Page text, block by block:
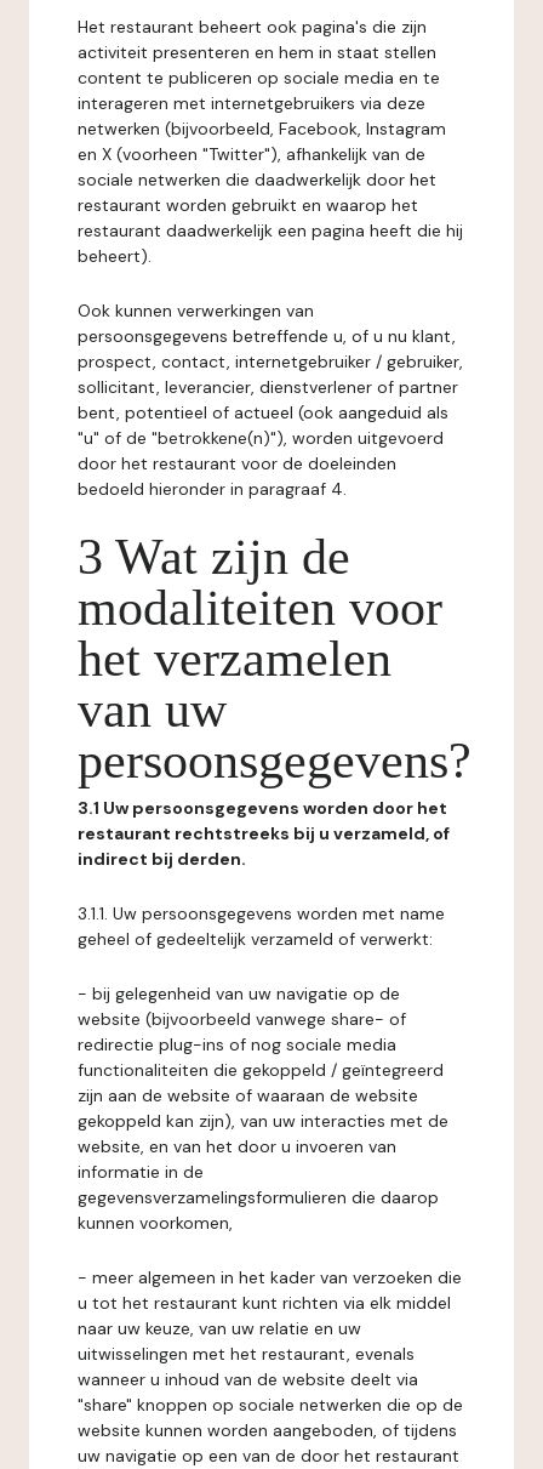
Het restaurant beheert ook pagina's die zijn
activiteit presenteren en hem in staat stellen
content te publiceren op sociale media en te
interageren met internetgebruikers via deze
netwerken (bijvoorbeeld, Facebook, Instagram
en X (voorheen "Twitter"), afhankelijk van de
sociale netwerken die daadwerkelijk door het
restaurant worden gebruikt en waarop het
restaurant daadwerkelijk een pagina heeft die hij
beheert).
Ook kunnen verwerkingen van
persoonsgegevens betreffende u, of u nu klant,
prospect, contact, internetgebruiker / gebruiker,
sollicitant, leverancier, dienstverlener of partner
bent, potentieel of actueel (ook aangeduid als
"u" of de "betrokkene(n)"), worden uitgevoerd
door het restaurant voor de doeleinden
bedoeld hieronder in paragraaf 4.
3 Wat zijn de
modaliteiten voor
het verzamelen
van uw
persoonsgegevens?
3.1 Uw persoonsgegevens worden door het
restaurant rechtstreeks bij u verzameld, of
indirect bij derden.
3.1.1. Uw persoonsgegevens worden met name
geheel of gedeeltelijk verzameld of verwerkt:
- bij gelegenheid van uw navigatie op de
website (bijvoorbeeld vanwege share- of
redirectie plug-ins of nog sociale media
functionaliteiten die gekoppeld / geïntegreerd
zijn aan de website of waaraan de website
gekoppeld kan zijn), van uw interacties met de
website, en van het door u invoeren van
informatie in de
gegevensverzamelingsformulieren die daarop
kunnen voorkomen,
- meer algemeen in het kader van verzoeken die
u tot het restaurant kunt richten via elk middel
naar uw keuze, van uw relatie en uw
uitwisselingen met het restaurant, evenals
wanneer u inhoud van de website deelt via
"share" knoppen op sociale netwerken die op de
website kunnen worden aangeboden, of tijdens
uw navigatie op een van de door het restaurant